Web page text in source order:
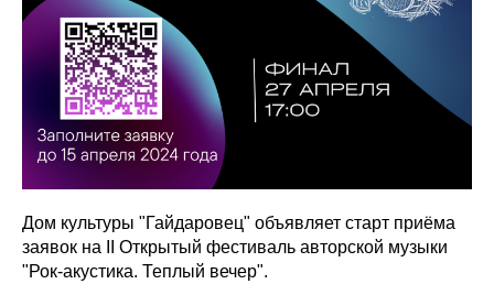
Дом культуры "Гайдаровец" объявляет старт приёма
заявок на II Открытый фестиваль авторской музыки
"Рок-акустика. Теплый вечер".